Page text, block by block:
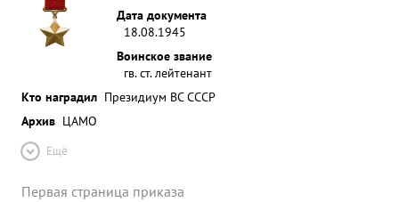
Дата документа
18.08.1945
Воинское звание
гв. ст. лейтенант
Кто наградил Президиум ВС СССР
Архив ЦАМО
Ещё
Первая страница приказа